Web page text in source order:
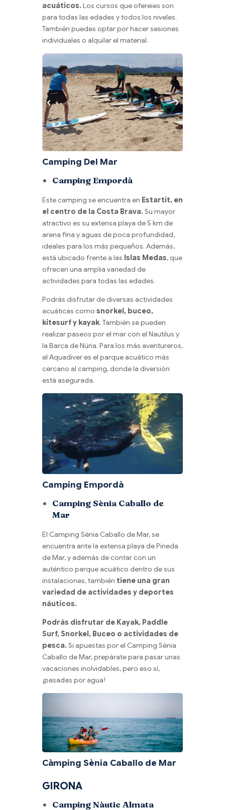
acuáticos. Los cursos que ofereies son
para todas las edades y todos los niveles.
También puedes optar por hacer sesiones
individuales o alquilar el material.
Camping Del Mar
Camping Empordà
Este camping se encuentra en Estartit, en
el centro de la Costa Brava. Su mayor
atractivo es su extensa playa de 5 km de
arena fina y aguas de poca profundidad,
ideales para los más pequeños. Además,
está ubicado frente a las Islas Medas, que
ofrecen una amplia variedad de
actividades para todas las edades.
Podrás disfrutar de diversas actividades
acuáticas como snorkel, buceo,
kitesurf y kayak. También se pueden
realizar paseos por el mar con el Nautilus y
la Barca de Núria. Para los más aventureros,
el Aquadiver es el parque acuático más
cercano al camping, donde la diversión
está asegurada.
Camping Empordà
Camping Sènia Caballo de
Mar
El Camping Sènia Caballo de Mar, se
encuentra ante la extensa playa de Pineda
de Mar, y además de contar con un
auténtico parque acuático dentro de sus
instalaciones, también tiene una gran
variedad de actividades y deportes
náuticos.
Podrás disfrutar de Kayak, Paddle
Surf, Snorkel, Buceo o actividades de
pesca. Si apuestas por el Camping Sènia
Caballo de Mar, prepárate para pasar unas
vacaciones inolvidables, pero eso sí,
¡pasadas por agua!
Càmping Sènia Caballo de Mar
GIRONA
Camping Nàutic Almata